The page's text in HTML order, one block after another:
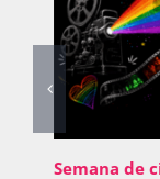
Semana de